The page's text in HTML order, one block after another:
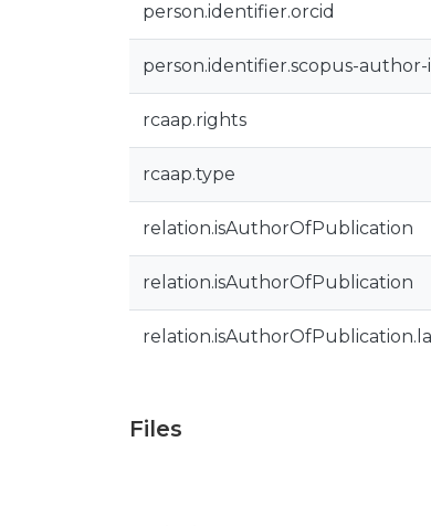
person.identifier.orcid
person.identifier.scopus-author-
rcaap.rights
rcaap.type
relation.isAuthorOfPublication
relation.isAuthorOfPublication
Files